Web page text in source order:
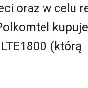
oraz w celu
(którą